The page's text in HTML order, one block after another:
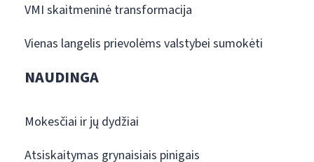
VMI skaitmeninė transformacija
Vienas langelis prievolėms valstybei sumokėti
NAUDINGA
Mokesčiai ir jų dydžiai
Atsiskaitymas grynaisiais pinigais